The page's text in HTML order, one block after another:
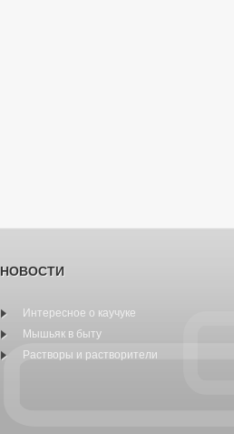
НОВОСТИ
Интересное о каучуке
Мышьяк в быту
Растворы и растворители